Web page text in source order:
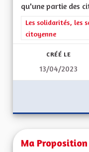
qu'une partie des
Filtrer les résultats
Les solidarités, les
citoyenne
CRÉÉ LE
13/04/2023
Ma